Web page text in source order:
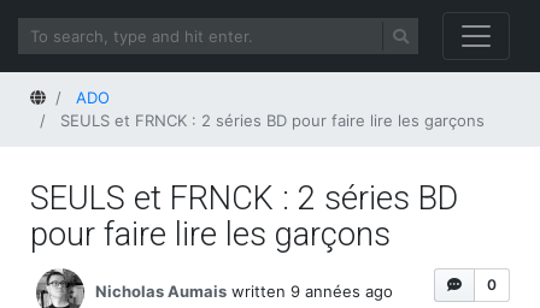
HomeADO
SEULS et FRNCK : 2 séries BD pour faire lire les garçons
SEULS et FRNCK : 2 séries BD
pour faire lire les garçons
0
Nicholas Aumais written 9 années ago